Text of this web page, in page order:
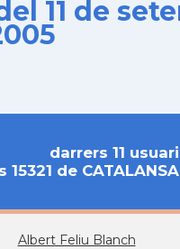
11 de
darrers 11
15321 de
Albert Feliu Blanch